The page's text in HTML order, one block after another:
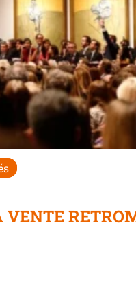
VENTE